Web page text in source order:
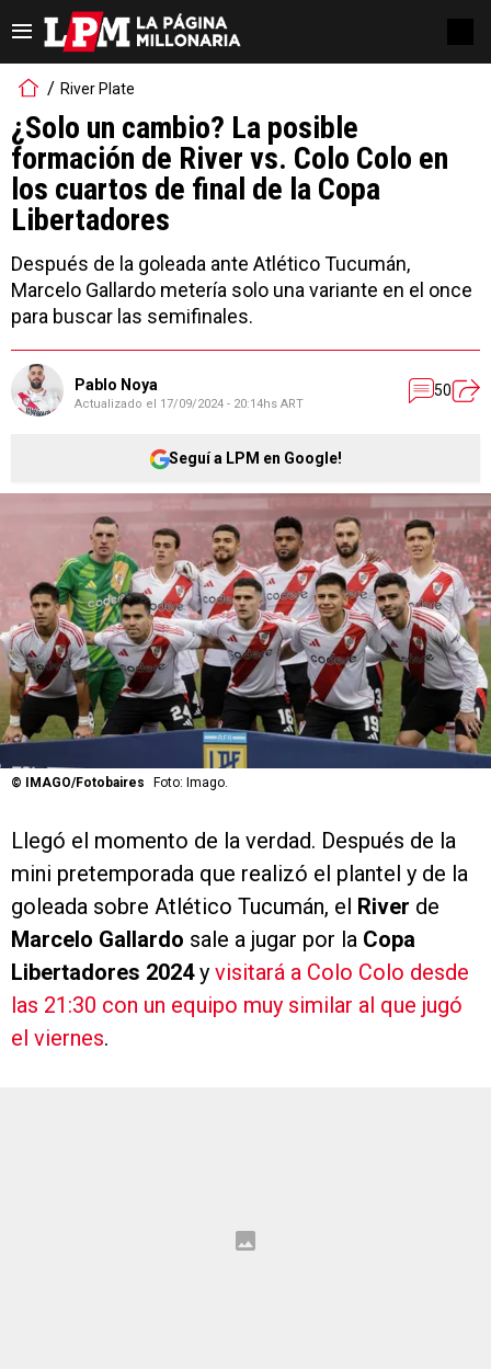
River Plate
¿Solo un cambio? La posible
formación de River vs. Colo Colo en
los cuartos de final de la Copa
Libertadores
Después de la goleada ante Atlético Tucumán,
Marcelo Gallardo metería solo una variante en el once
para buscar las semifinales.
Pablo Noya
Actualizado el 17/09/2024 - 20:14hs ART
50
Seguí a LPM en Google!
© IMAGO/Fotobaires Foto: Imago.
Llegó el momento de la verdad. Después de la
mini pretemporada que realizó el plantel y de la
goleada sobre Atlético Tucumán, el River de
Marcelo Gallardo sale a jugar por la Copa
Libertadores 2024y visitará a Colo Colo desde
las 21:30 con un equipo muy similar al que jugó
el viernes.